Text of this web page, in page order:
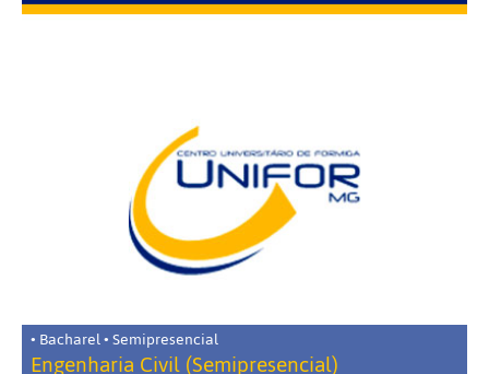
• Bacharel • Semipresencial
Engenharia Civil (Semipresencial)